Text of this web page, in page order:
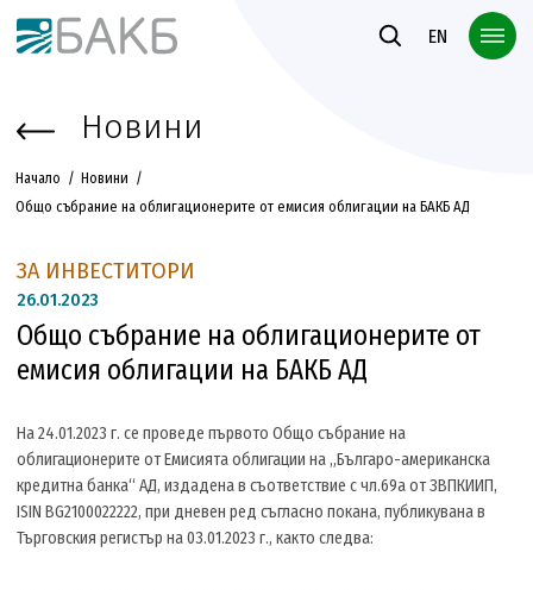
Към основното съдържание
EN
Новини
Начало
Новини
Общо събрание на облигационерите от емисия облигации на БАКБ АД
ЗА ИНВЕСТИТОРИ
26.01.2023
Общо събрание на облигационерите от
емисия облигации на БАКБ АД
На 24.01.2023 г. се проведе първото Общо събрание на
облигационерите от Емисията облигации на „Българо-американска
кредитна банка“ АД, издадена в съответствие с чл.69а от ЗВПКИИП,
ISIN BG2100022222, при дневен ред съгласно покана, публикувана в
Търговския регистър на 03.01.2023 г., както следва: